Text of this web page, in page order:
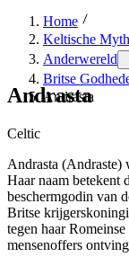
Home
Keltische
Anderwereld
Britse
Andrasta
Andrasta
Celtic
Andrasta (Andraste)
Haar naam betekent
beschermgodin van
Britse
tegen haar
mensenoffers